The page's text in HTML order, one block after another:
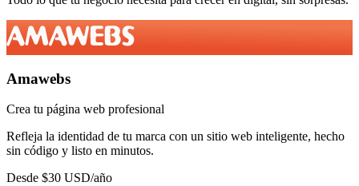
Amawebs
Crea tu página web profesional
Refleja la identidad de tu marca con un sitio web inteligente, hecho
sin código y listo en minutos.
Desde $30 USD/año